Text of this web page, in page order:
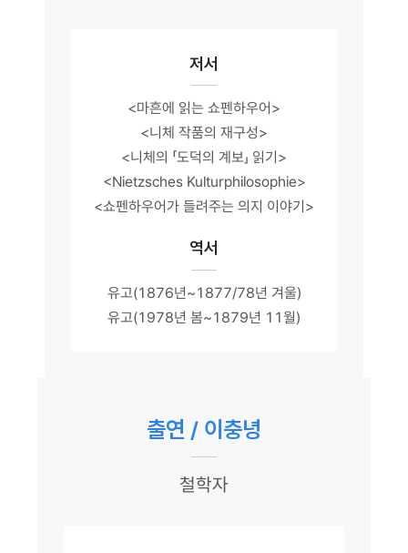
저서
<마흔에 읽는 쇼펜하우어>
<니체 작품의 재구성>
<니체의 「도덕의 계보」 읽기>
<Nietzsches Kulturphilosophie>
<쇼펜하우어가 들려주는 의지 이야기>
역서
유고(1876년~1877/78년 겨울)
유고(1978년 봄~1879년 11월)
출연 / 이충녕
철학자